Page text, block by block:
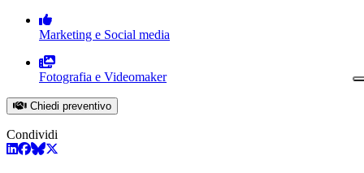
Marketing e Social media
Fotografia e Videomaker
Chiedi preventivo
Condividi